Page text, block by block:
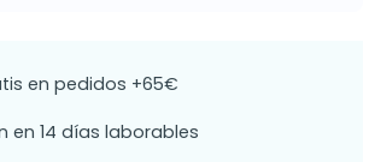
en pedidos +65€
en 14 días laborables